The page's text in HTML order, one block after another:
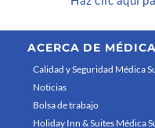
ACERCA DE
Calidad y Seguridad Médica
Noticias
Bolsa de trabajo
Holiday Inn & Suites Médica